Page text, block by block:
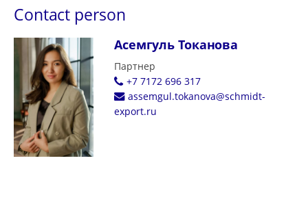
Contact person
Асемгуль Токанова
Партнер
+7 7172 696 317
assemgul.tokanova@schmidt-
export.ru